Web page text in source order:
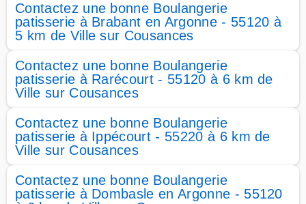
Contactez une bonne Boulangerie
patisserie à Brabant en Argonne - 55120 à
5 km de Ville sur Cousances
Contactez une bonne Boulangerie
patisserie à Rarécourt - 55120 à 6 km de
Ville sur Cousances
Contactez une bonne Boulangerie
patisserie à Ippécourt - 55220 à 6 km de
Ville sur Cousances
Contactez une bonne Boulangerie
patisserie à Dombasle en Argonne - 55120